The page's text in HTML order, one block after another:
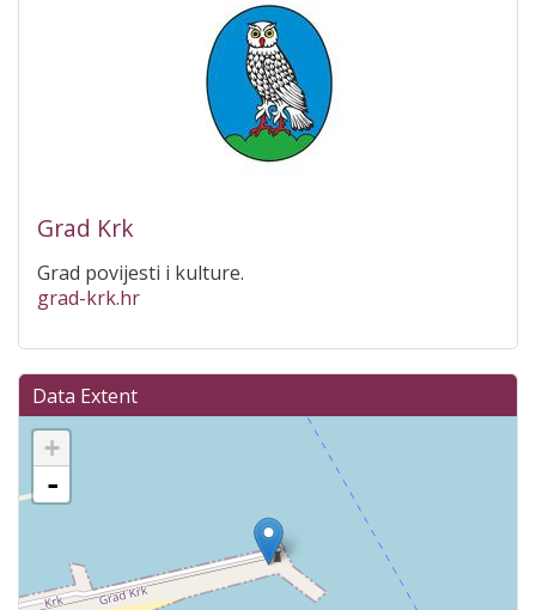
Grad Krk
Grad povijesti i kulture.
grad-krk.hr
Data Extent
+
-